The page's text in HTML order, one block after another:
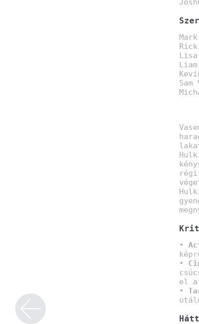
Rick
Lisa
régi
•
•
el a
•